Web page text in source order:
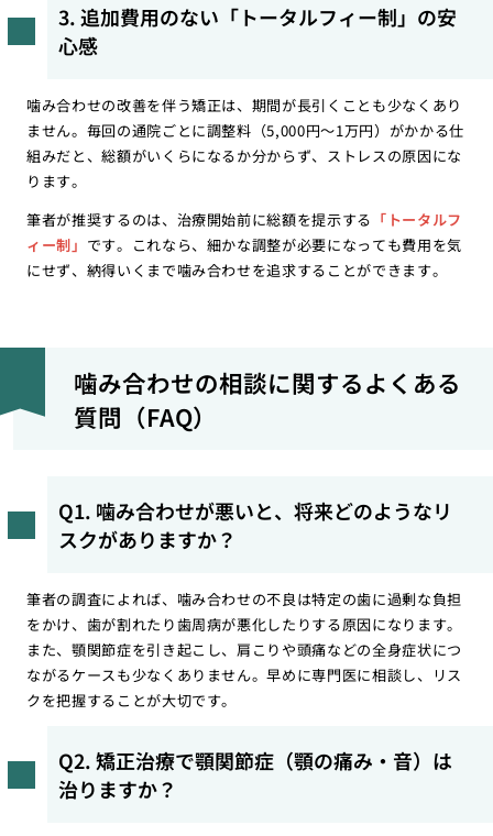
3. 追加費用のない「トータルフィー制」の安
心感
噛み合わせの改善を伴う矯正は、期間が長引くことも少なくあり
ません。毎回の通院ごとに調整料（5,000円〜1万円）がかかる仕
組みだと、総額がいくらになるか分からず、ストレスの原因にな
ります。
筆者が推奨するのは、治療開始前に総額を提示する 「トータルフ
ィー制」 です。これなら、細かな調整が必要になっても費用を気
にせず、納得いくまで噛み合わせを追求することができます。
噛み合わせの相談に関するよくある
質問（FAQ）
Q1. 噛み合わせが悪いと、将来どのようなリ
スクがありますか？
筆者の調査によれば、噛み合わせの不良は特定の歯に過剰な負担
をかけ、歯が割れたり歯周病が悪化したりする原因になります。
また、顎関節症を引き起こし、肩こりや頭痛などの全身症状につ
ながるケースも少なくありません。早めに専門医に相談し、リス
クを把握することが大切です。
Q2. 矯正治療で顎関節症（顎の痛み・音）は
治りますか？